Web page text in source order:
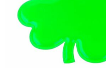
Gereedschap en
Snoepgoed
Home en living